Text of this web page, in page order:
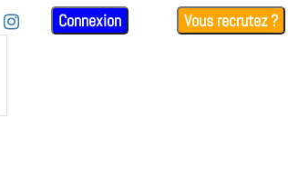
 Connexion Vous recrutez ?